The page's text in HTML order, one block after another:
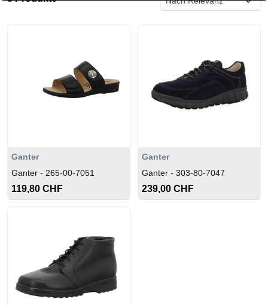
Ganter
Ganter - 265-00-7051
119,80 CHF
Ganter
Ganter - 303-80-7047
239,00 CHF